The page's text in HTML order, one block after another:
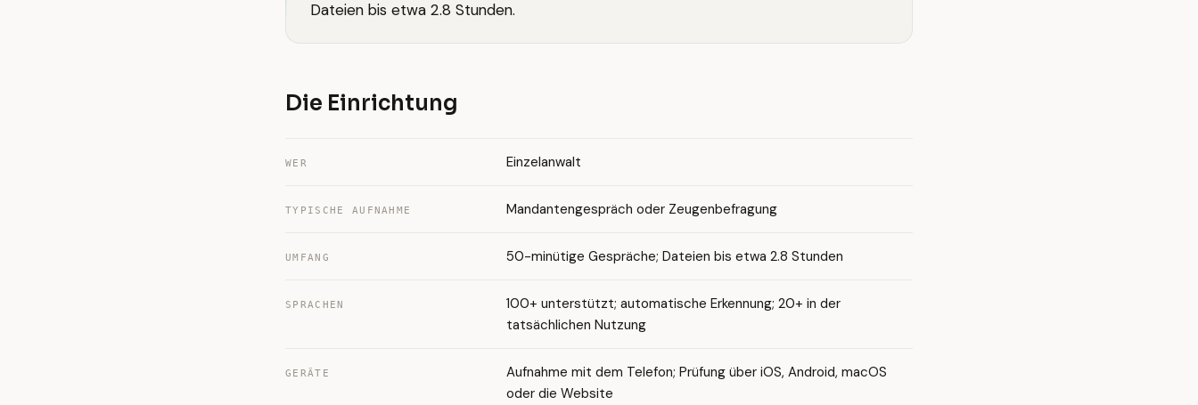
Dateien bis etwa 2.8 Stunden.
Die Einrichtung
WER Einzelanwalt
TYPISCHE AUFNAHME Mandantengespräch oder Zeugenbefragung
UMFANG 50-minütige Gespräche; Dateien bis etwa 2.8 Stunden
SPRACHEN
100+ unterstützt; automatische Erkennung; 20+ in der
tatsächlichen Nutzung
GERÄTE
Aufnahme mit dem Telefon; Prüfung über iOS, Android, macOS
oder die Website